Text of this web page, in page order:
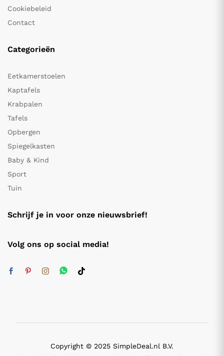
Cookiebeleid
Contact
Categorieën
Eetkamerstoelen
Kaptafels
Krabpalen
Tafels
Opbergen
Spiegelkasten
Baby & Kind
Sport
Tuin
Schrijf je in voor onze nieuwsbrief!
Volg ons op social media!
Copyright © 2025 SimpleDeal.nl B.V.